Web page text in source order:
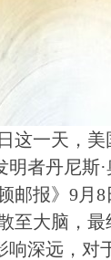
这一天，
明者丹尼斯
邮报》9月8
至大脑，最
响深远，